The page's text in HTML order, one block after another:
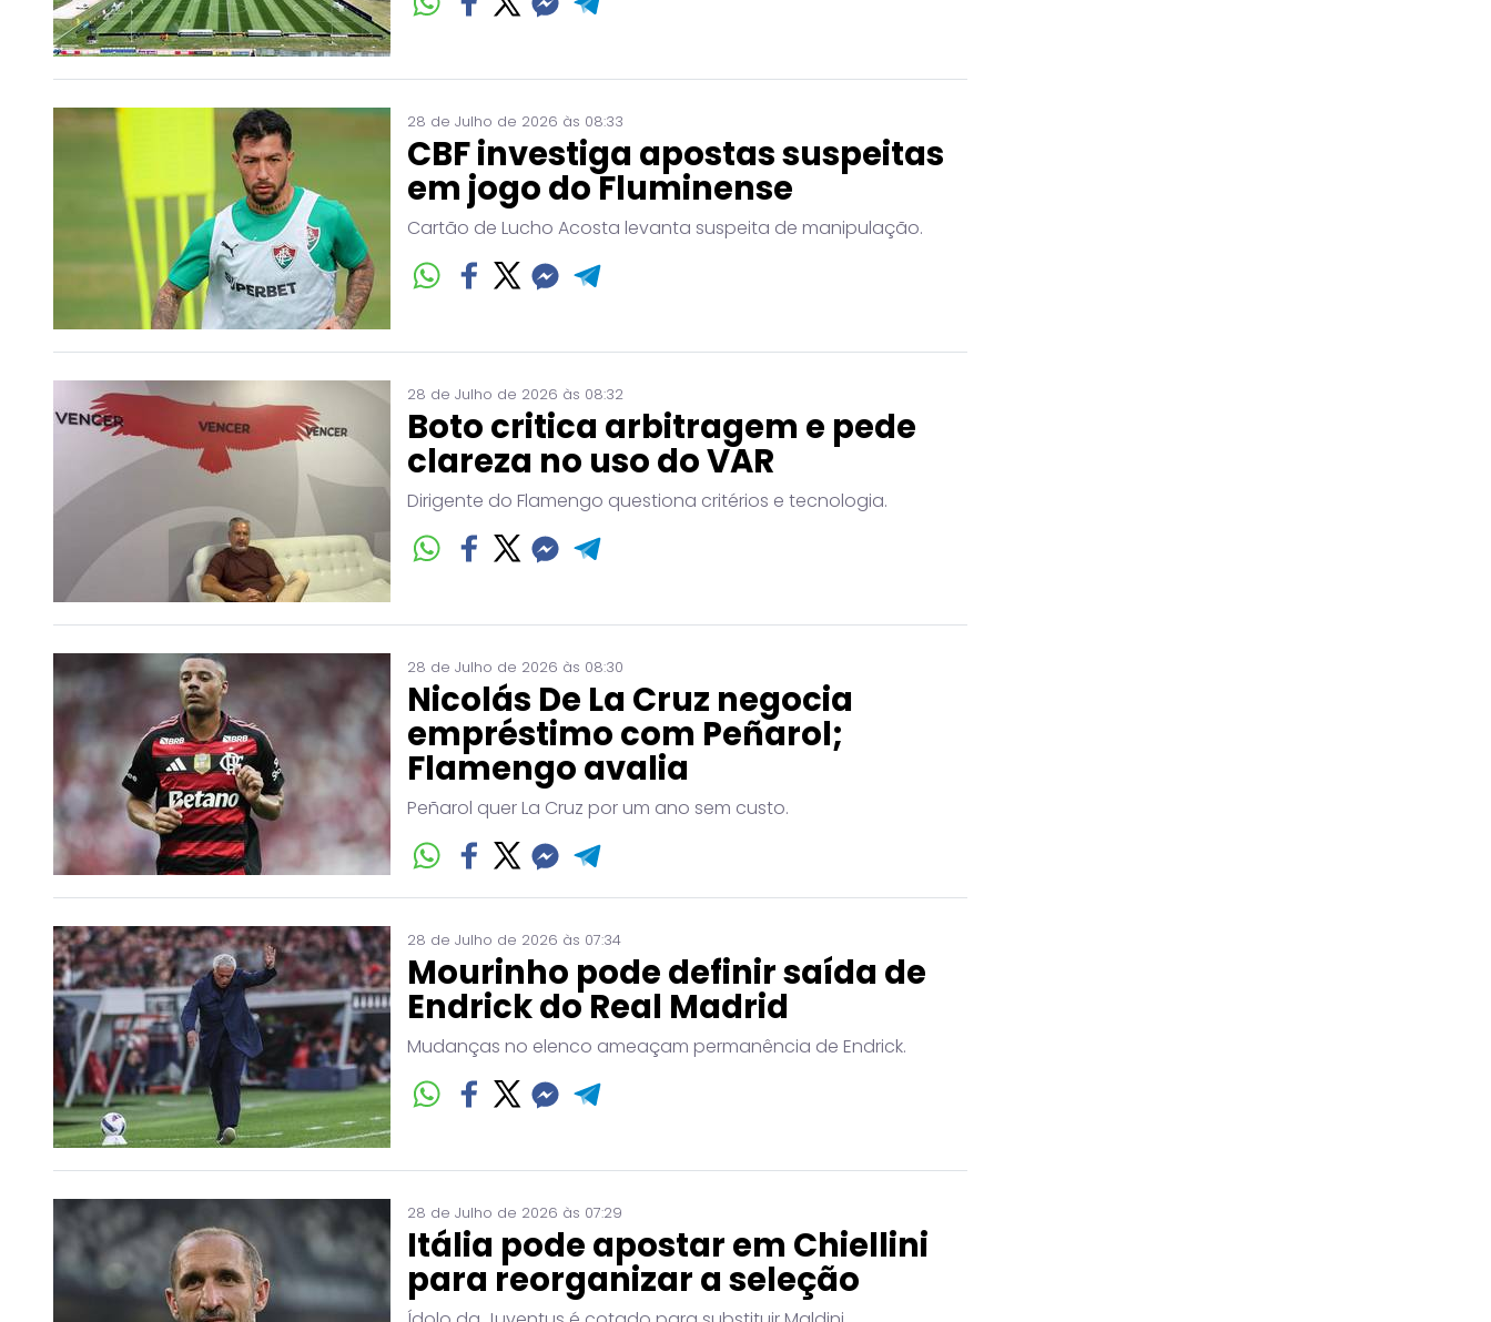
28 de Julho de 2026 às 08:33
CBF investiga apostas suspeitas
em jogo do Fluminense
Cartão de Lucho Acosta levanta suspeita de manipulação.
28 de Julho de 2026 às 08:32
Boto critica arbitragem e pede
clareza no uso do VAR
Dirigente do Flamengo questiona critérios e tecnologia.
28 de Julho de 2026 às 08:30
Nicolás De La Cruz negocia
empréstimo com Peñarol;
Flamengo avalia
Peñarol quer La Cruz por um ano sem custo.
28 de Julho de 2026 às 07:34
Mourinho pode definir saída de
Endrick do Real Madrid
Mudanças no elenco ameaçam permanência de Endrick.
28 de Julho de 2026 às 07:29
Itália pode apostar em Chiellini
para reorganizar a seleção